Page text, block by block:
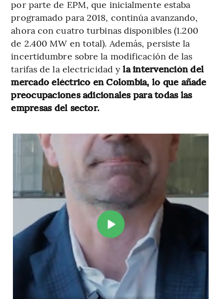
por parte de EPM, que inicialmente estaba
programado para 2018, continúa avanzando,
ahora con cuatro turbinas disponibles (1.200
de 2.400 MW en total). Además, persiste la
incertidumbre sobre la modificación de las
tarifas de la electricidad y la intervención del
mercado eléctrico en Colombia, lo que añade
preocupaciones adicionales para todas las
empresas del sector.